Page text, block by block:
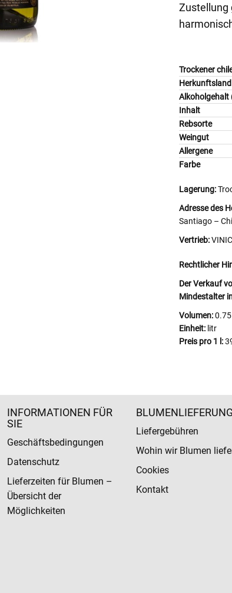
Zustellung
Trockener
Alkoholgehalt
Inhalt
Rebsorte
Weingut
Allergene
Farbe
Lagerung:
Adresse des
Santiago –
Vertrieb:
Rechtlicher
Der Verkauf
Mindestalter
Volumen:0.75
Einheit: litr
Preis pro 1 l:
INFORMATIONEN FÜR
SIE
Geschäftsbedingungen
Datenschutz
Lieferzeiten für Blumen –
Übersicht der
Möglichkeiten
BLUMENLIEFERUNG
Liefergebühren
Wohin wir Blumen
Cookies
Kontakt